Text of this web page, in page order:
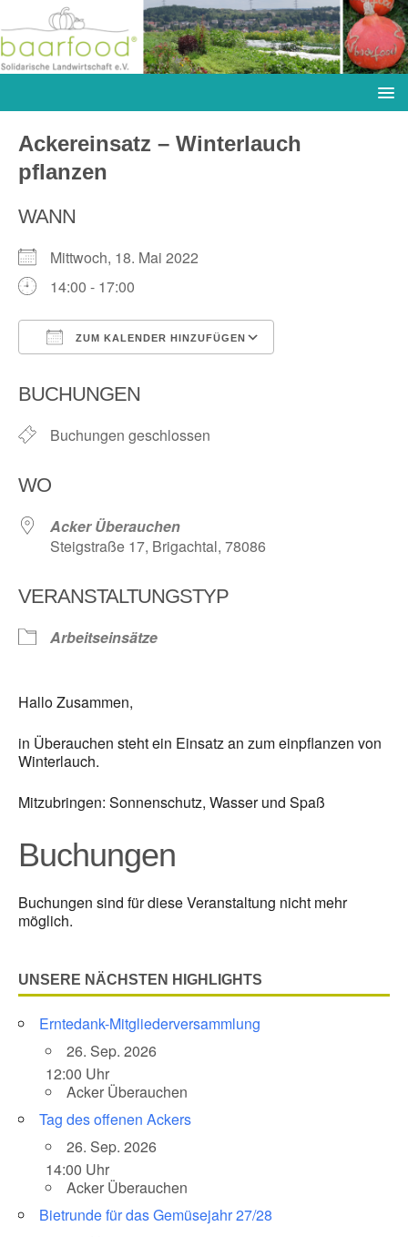
Ackereinsatz – Winterlauch
pflanzen
WANN
Mittwoch, 18. Mai 2022
14:00 - 17:00
ZUM KALENDER HINZUFÜGEN
BUCHUNGEN
Buchungen geschlossen
WO
Acker Überauchen
Steigstraße 17, Brigachtal, 78086
VERANSTALTUNGSTYP
Arbeitseinsätze
Hallo Zusammen,
in Überauchen steht ein Einsatz an zum einpflanzen von
Winterlauch.
Mitzubringen: Sonnenschutz, Wasser und Spaß
Buchungen
Buchungen sind für diese Veranstaltung nicht mehr
möglich.
UNSERE NÄCHSTEN HIGHLIGHTS
Erntedank-Mitgliederversammlung
26. Sep. 2026
12:00 Uhr
Acker Überauchen
Tag des offenen Ackers
26. Sep. 2026
14:00 Uhr
Acker Überauchen
Bietrunde für das Gemüsejahr 27/28